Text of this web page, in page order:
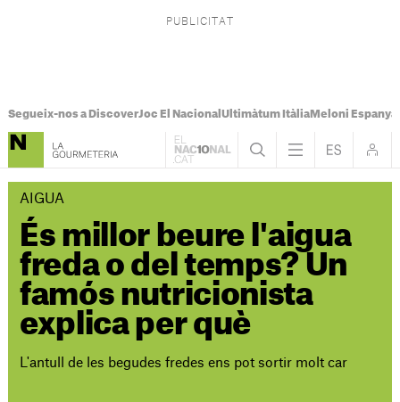
Segueix-nos a DiscoverJoc El Nacional Ultimàtum ItàliaMeloni Espanya
AIGUA
És millor beure l'aigua
freda o del temps? Un
famós nutricionista
explica per què
L'antull de les begudes fredes ens pot sortir molt car